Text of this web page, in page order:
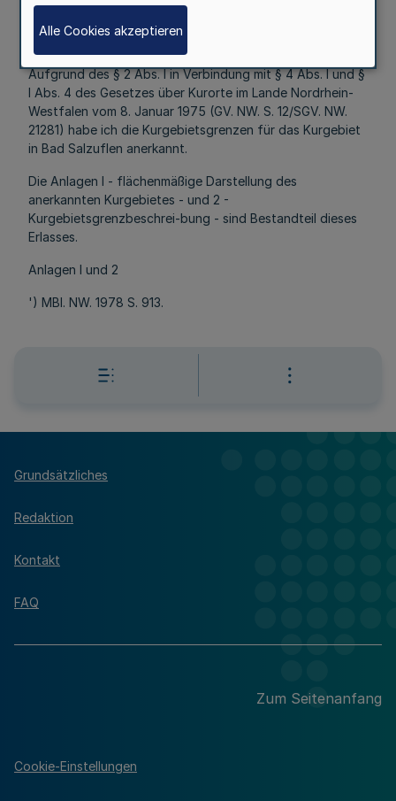
RdErl. d. Ministers für Arbeit, Gesundheit und
Soziales v. 14. 4. 1978 - V B l - 0531.02 ¹)
Aufgrund des § 2 Abs. l in Verbindung mit § 4 Abs. l und §
l Abs. 4 des Gesetzes über Kurorte im Lande Nordrhein-
Westfalen vom 8. Januar 1975 (GV. NW. S. 12/SGV. NW.
21281) habe ich die Kurgebietsgrenzen für das Kurgebiet
in Bad Salzuflen anerkannt.
Die Anlagen l - flächenmäßige Darstellung des
anerkannten Kurgebietes - und 2 -
Kurgebietsgrenzbeschrei-bung - sind Bestandteil dieses
Erlasses.
Anlagen l und 2
') MBl. NW. 1978 S. 913.
Grundsätzliches
Redaktion
Kontakt
FAQ
Zum Seitenanfang
Cookie-Einstellungen
Alle Cookies akzeptieren